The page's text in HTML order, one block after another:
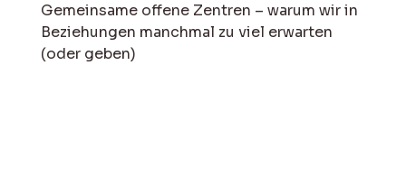
Gemeinsame offene Zentren – warum wir in
Beziehungen manchmal zu viel erwarten
(oder geben)